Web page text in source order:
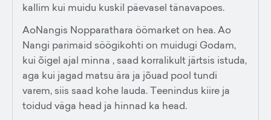
kallim kui muidu kuskil päevasel tänavapoes.
AoNangis Nopparathara öömarket on hea. Ao
Nangi parimaid söögikohti on muidugi Godam,
kui õigel ajal minna , saad korralikult järtsis istuda,
aga kui jagad matsu ära ja jõuad pool tundi
varem, siis saad kohe lauda. Teenindus kiire ja
toidud väga head ja hinnad ka head.